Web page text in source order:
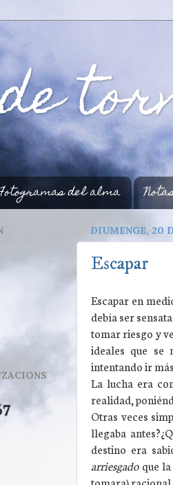
del alma
DIUMENGE, 20
Escapar
Escapar en
debía ser
tomar riesgo y
ideales que se
intentando ir
La lucha era
realidad,
Otras veces
llegaba
destino era
arriesgadoque la